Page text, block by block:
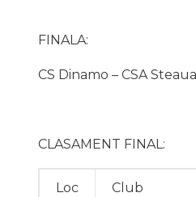
FINALA:
CS Dinamo – CSA
CLASAMENT FINAL:
Loc Club